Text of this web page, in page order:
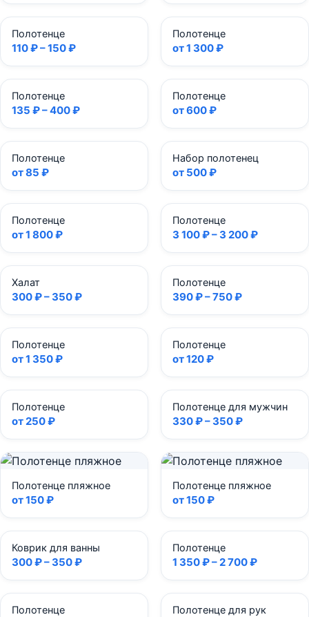
Полотенце
110 ₽ – 150 ₽
Полотенце
от 1 300 ₽
Полотенце
135 ₽ – 400 ₽
Полотенце
от 600 ₽
Полотенце
от 85 ₽
Набор полотенец
от 500 ₽
Полотенце
от 1 800 ₽
Полотенце
3 100 ₽ – 3 200 ₽
Халат
300 ₽ – 350 ₽
Полотенце
390 ₽ – 750 ₽
Полотенце
от 1 350 ₽
Полотенце
от 120 ₽
Полотенце
от 250 ₽
Полотенце для мужчин
330 ₽ – 350 ₽
Полотенце пляжное
от 150 ₽
Полотенце пляжное
от 150 ₽
Коврик для ванны
300 ₽ – 350 ₽
Полотенце
1 350 ₽ – 2 700 ₽
Полотенце Полотенце для рук